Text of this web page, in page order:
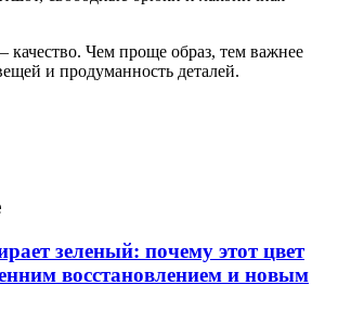
качество. Чем проще образ, тем важнее
и продуманность деталей.
зеленый: почему этот цвет
восстановлением и новым